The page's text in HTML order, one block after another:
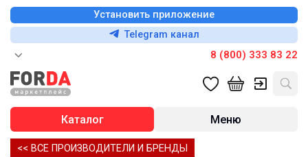
Установить приложение
Telegram канал
8 (800) 333 83 22
Каталог Меню
<< ВСЕ ПРОИЗВОДИТЕЛИ И БРЕНДЫ